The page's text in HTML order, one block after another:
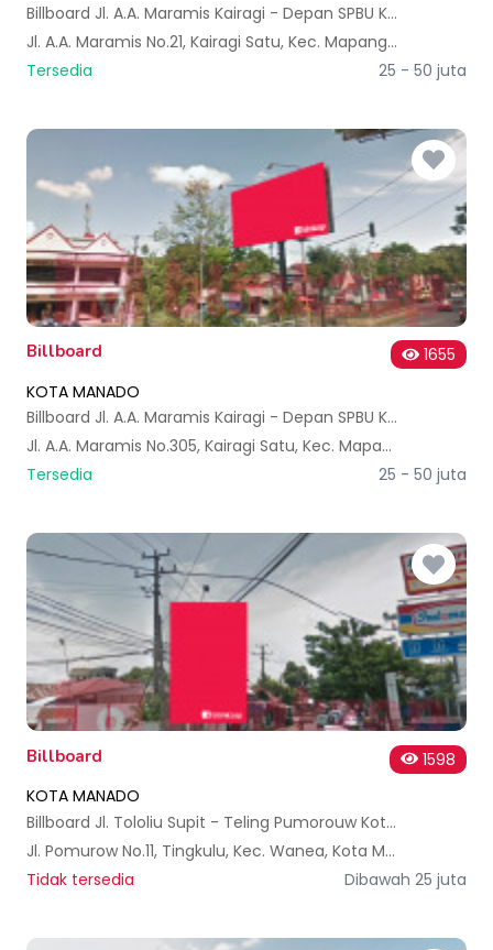
Billboard Jl. A.A. Maramis Kairagi - Depan SPBU Kairagi B
Jl. A.A. Maramis No.21, Kairagi Satu, Kec. Mapanget, Kota Manado, Sulawesi Utara, Indonesia
Tersedia
25 - 50 juta
Billboard
1655
KOTA MANADO
Billboard Jl. A.A. Maramis Kairagi - Depan SPBU Kairagi A
Jl. A.A. Maramis No.305, Kairagi Satu, Kec. Mapanget, Kota Manado, Sulawesi Utara, Indonesia
Tersedia
25 - 50 juta
Billboard
1598
KOTA MANADO
Billboard Jl. Tololiu Supit - Teling Pumorouw Kota Manado
Jl. Pomurow No.11, Tingkulu, Kec. Wanea, Kota Manado, Sulawesi Utara, Indonesia
Tidak tersedia
Dibawah 25 juta